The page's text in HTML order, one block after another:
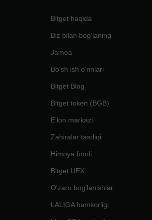
Bitget haqida
Biz bilan bog'laning
Jamoa
Bo'sh ish o'rinlari
Bitget Blog
Bitget token (BGB)
E'lon markazi
Zahiralar tasdiqi
Himoya fondi
Bitget UEX
O'zaro bog'lanishlar
LALIGA hamkorligi